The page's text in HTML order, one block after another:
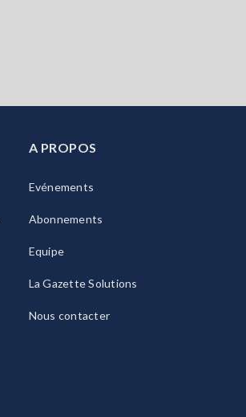
A PROPOS
Evénements
Abonnements
Equipe
La Gazette Solutions
Nous contacter